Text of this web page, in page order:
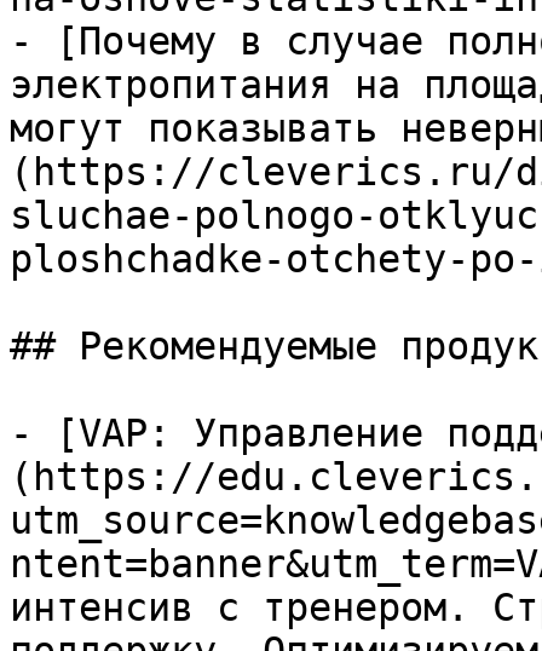
- [Почему в случае
электропитания на
могут показывать
(https://cleverics.ru/
sluchae-polnogo-
ploshchadke-otchety-
## Рекомендуемые
- [VAP: Управление
(https://
интенсив с тренером.